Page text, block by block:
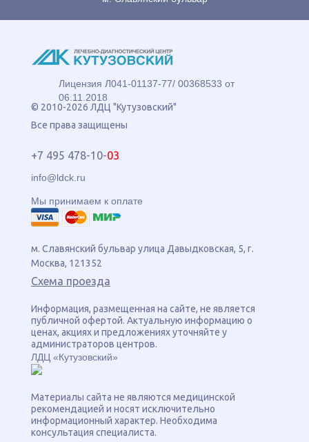
Лицензия Л041-01137-77/ 00368533 от
06.11.2018
© 2010-2026 ЛДЦ "Кутузовский"
Все права защищены
+7 495 478-10-03
info@ldck.ru
Мы принимаем к оплате
м. Славянский бульвар улица Давыдковская, 5, г.
Москва, 121352
Схема проезда
Информация, размещенная на сайте, не является
публичной офертой. Актуальную информацию о
ценах, акциях и предложениях уточняйте у
администраторов центров.
ЛДЦ «Кутузовский»
Материалы сайта не являются медицинской
рекомендацией и носят исключительно
информационный характер. Необходима
консультация специалиста.